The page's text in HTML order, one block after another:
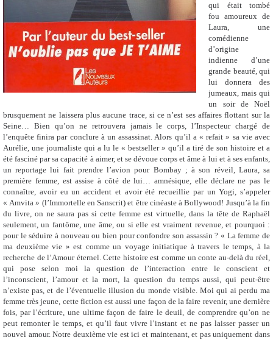
qui était tombé
fou amoureux de
Laura, une
comédienne
d’origine
indienne d’une
grande beauté, qui
lui donnera des
jumeaux, mais qui
un soir de Noël
brusquement ne laissera plus aucune trace, si ce n’est ses affaires flottant sur la
Seine… Bien qu’on ne retrouvera jamais le corps, l’Inspecteur chargé de
l’enquête finira par conclure à un assassinat. Alors qu’il a « refait » sa vie avec
Aurélie, une journaliste qui a lu le « bestseller » qu’il a tiré de son histoire et a
été fasciné par sa capacité à aimer, et se dévoue corps et âme à lui et à ses enfants,
un reportage lui fait prendre l’avion pour Bombay ; à son réveil, Laura, sa
première femme, est assise à côté de lui… amnésique, elle déclare ne pas le
connaître, avoir eu un accident et avoir été recueillie par un Yogi, s’appeler
« Amvita » (l’Immortelle en Sanscrit) et être cinéaste à Bollywood! Jusqu’à la fin
du livre, on ne saura pas si cette femme est virtuelle, dans la tête de Raphaël
seulement, un fantôme, une âme, ou si elle est vraiment revenue, et pourquoi :
pour le séduire à nouveau ou bien pour confondre son assassin ? « La femme de
ma deuxième vie » est comme un voyage initiatique à travers le temps, à la
recherche de l’Amour éternel. Cette histoire est comme un conte au-delà du réel,
qui pose selon moi la question de l’interaction entre le conscient et
l’inconscient, l’amour et la mort, la question du temps aussi, qui peut-être
n’existe pas, et de l’éventuelle illusion du monde visible. Moi qui ai perdu ma
femme très jeune, cette fiction est aussi une façon de la faire revenir, une dernière
fois, par l’écriture, une ultime façon de faire le deuil, de comprendre qu’on ne
peut remonter le temps, et qu’il faut vivre l’instant et ne pas laisser passer un
nouvel amour. Notre deuxième vie est ici et maintenant, et pas uniquement dans